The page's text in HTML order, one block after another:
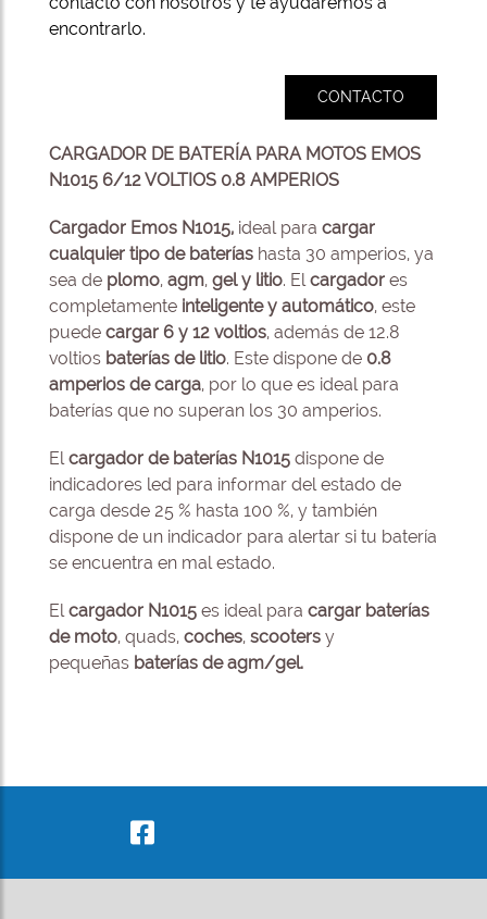
encontrarlo.
CONTACTO
CARGADOR DE BATERÍA PARA MOTOS EMOS
N1015 6/12 VOLTIOS 0.8 AMPERIOS
Cargador Emos N1015, ideal para cargar
cualquier tipo de baterías hasta 30 amperios, ya
sea de plomo, agm, gel y litio. Elcargador es
completamente inteligente y automático, este
puede cargar 6 y 12 voltios, además de 12.8
voltios baterías de litio. Este dispone de 0.8
amperios de carga, por lo que es ideal para
baterías que no superan los 30 amperios.
Elcargador de baterías N1015 dispone de
indicadores led para informar del estado de
carga desde 25 % hasta 100 %, y también
dispone de un indicador para alertar si tu batería
se encuentra en mal estado.
Elcargador N1015 es ideal para cargar baterías
de moto, quads, coches, scooters y
pequeñas baterías de agm/gel.